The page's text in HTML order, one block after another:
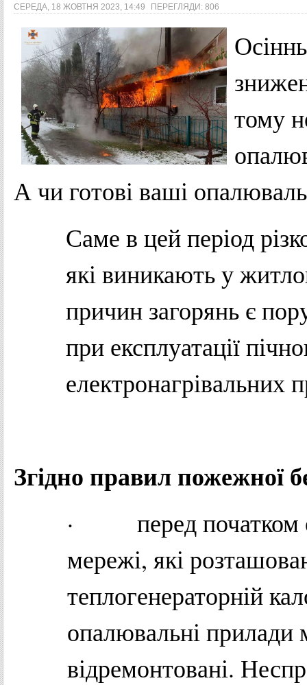
СЕРЕДА, 18 ЖОВТНЯ 2023, 14:49 ПЕРЕГЛЯДИ: 806
тому
А чи готові ваші
Саме в цей період
які виникають у
причин загорянь є
при експлуатації
електронагрівальних
Згідно правил пожежної
· перед початком
мережі, які
теплогенераторній
опалювальні прилади
відремонтовані.